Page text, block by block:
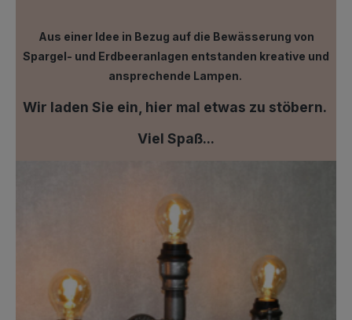
Aus einer Idee in Bezug auf die Bewässerung von
Spargel- und Erdbeeranlagen entstanden kreative und
ansprechende Lampen.
Wir laden Sie ein, hier mal etwas zu stöbern.
Viel Spaß...